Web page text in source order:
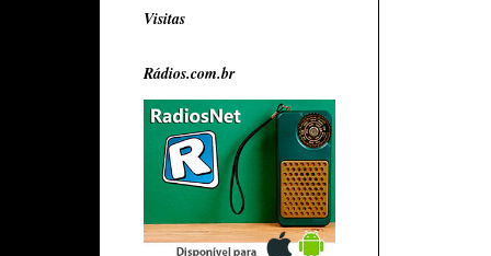
Visitas
Rádios.com.br